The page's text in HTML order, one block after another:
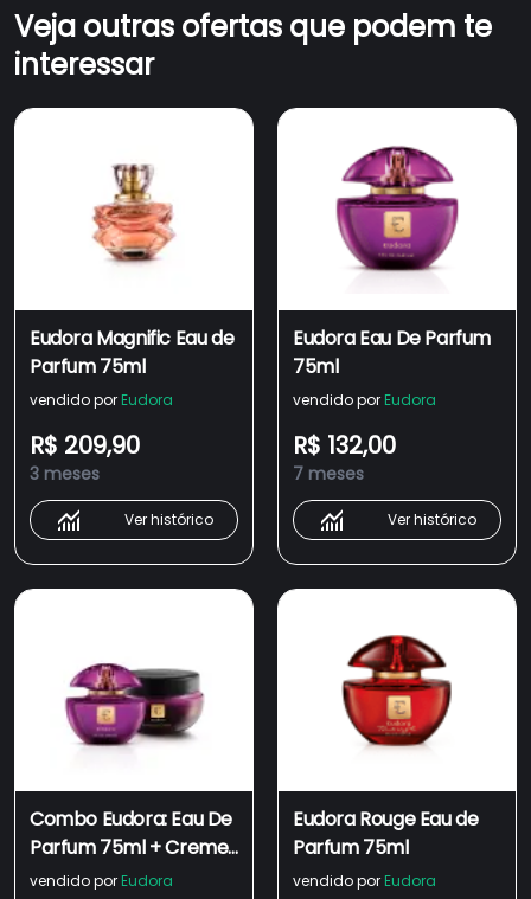
Veja outras ofertas que podem te
interessar
Eudora Magnific Eau de
Parfum 75ml
vendido por Eudora
R$ 209,90
3 meses
Ver histórico
Eudora Eau De Parfum
75ml
vendido por Eudora
R$ 132,00
7 meses
Ver histórico
Combo Eudora: Eau De
Parfum 75ml + Creme
Hidratante
vendido por Eudora
Eudora Rouge Eau de
Parfum 75ml
vendido por Eudora